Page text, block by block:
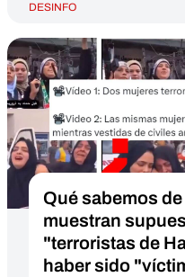
DESINFO
Qué sabemos
muestran
"terroristas de
haber sido